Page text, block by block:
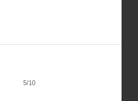
5/10